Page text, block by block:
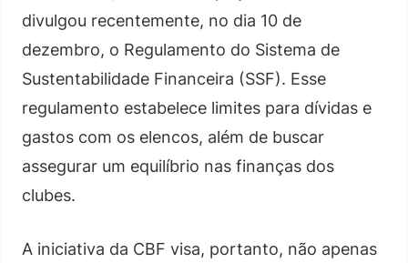
divulgou recentemente, no dia 10 de
dezembro, o Regulamento do Sistema de
Sustentabilidade Financeira (SSF). Esse
regulamento estabelece limites para dívidas e
gastos com os elencos, além de buscar
assegurar um equilíbrio nas finanças dos
clubes.
A iniciativa da CBF visa, portanto, não apenas